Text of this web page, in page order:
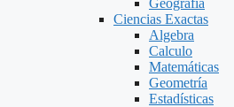
Geografía
Ciencias Exactas
Algebra
Calculo
Matemáticas
Geometría
Estadísticas